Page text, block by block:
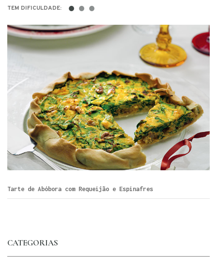
TEM DIFICULDADE: ● ● ●
Tarte de Abóbora com Requeijão e Espinafres
CATEGORIAS